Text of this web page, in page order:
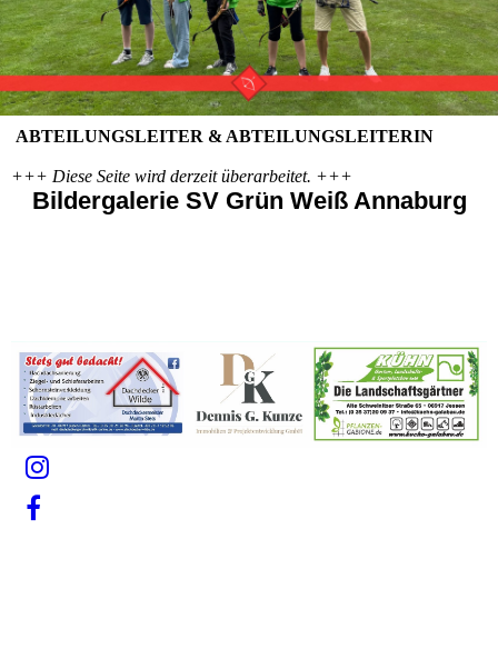
ABTEILUNGSLEITER & ABTEILUNGSLEITERIN
+++ Diese Seite wird derzeit überarbeitet. +++
Bildergalerie SV Grün Weiß Annaburg